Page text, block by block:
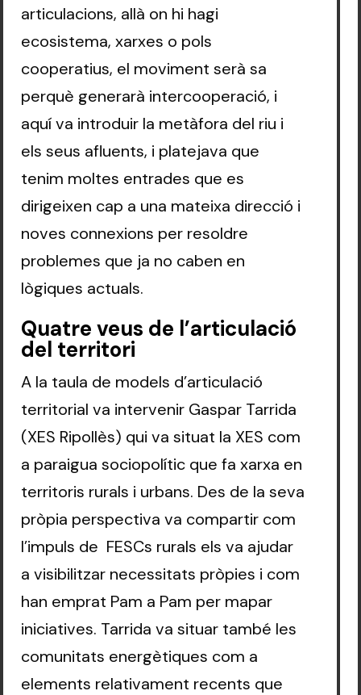
articulacions, allà on hi hagi
ecosistema, xarxes o pols
cooperatius, el moviment serà sa
perquè generarà intercooperació, i
aquí va introduir la metàfora del riu i
els seus afluents, i platejava que
tenim moltes entrades que es
dirigeixen cap a una mateixa direcció i
noves connexions per resoldre
problemes que ja no caben en
lògiques actuals.
Quatre veus de l’articulació
del territori
A la taula de models d’articulació
territorial va intervenir Gaspar Tarrida
(XES Ripollès) qui va situat la XES com
a paraigua sociopolític que fa xarxa en
territoris rurals i urbans. Des de la seva
pròpia perspectiva va compartir com
l’impuls de FESCs rurals els va ajudar
a visibilitzar necessitats pròpies i com
han emprat Pam a Pam per mapar
iniciatives. Tarrida va situar també les
comunitats energètiques com a
elements relativament recents que